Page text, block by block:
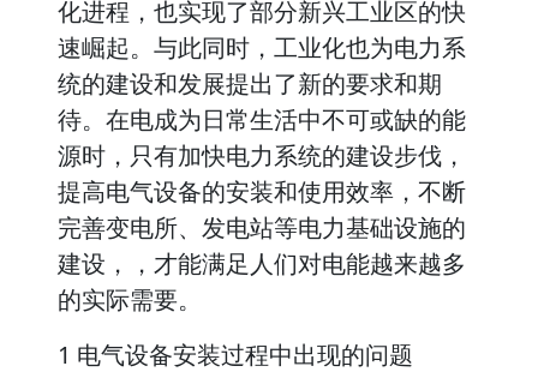
化进程，也实现了部分新兴工业区的快
速崛起。与此同时，工业化也为电力系
统的建设和发展提出了新的要求和期
待。在电成为日常生活中不可或缺的能
源时，只有加快电力系统的建设步伐，
提高电气设备的安装和使用效率，不断
完善变电所、发电站等电力基础设施的
建设，，才能满足人们对电能越来越多
的实际需要。
1 电气设备安装过程中出现的问题